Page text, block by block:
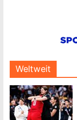
Weltweit